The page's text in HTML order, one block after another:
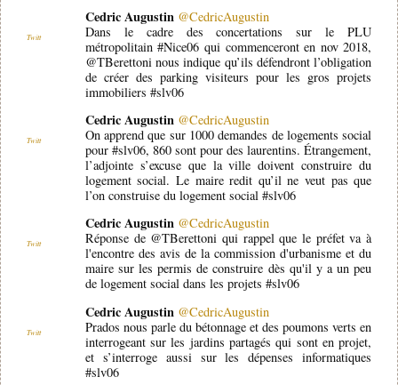
Twitt
Cedric Augustin @CedricAugustin
Dans le cadre des concertations sur le PLU
métropolitain #Nice06 qui commenceront en nov 2018,
@TBerettoni nous indique qu’ils défendront l’obligation
de créer des parking visiteurs pour les gros projets
immobiliers #slv06
Twitt
Cedric Augustin @CedricAugustin
On apprend que sur 1000 demandes de logements social
pour #slv06, 860 sont pour des laurentins. Étrangement,
l’adjointe s’excuse que la ville doivent construire du
logement social. Le maire redit qu’il ne veut pas que
l’on construise du logement social #slv06
Twitt
Cedric Augustin @CedricAugustin
Réponse de @TBerettoni qui rappel que le préfet va à
l'encontre des avis de la commission d'urbanisme et du
maire sur les permis de construire dès qu'il y a un peu
de logement social dans les projets #slv06
Twitt
Cedric Augustin @CedricAugustin
Prados nous parle du bétonnage et des poumons verts en
interrogeant sur les jardins partagés qui sont en projet,
et s’interroge aussi sur les dépenses informatiques
#slv06